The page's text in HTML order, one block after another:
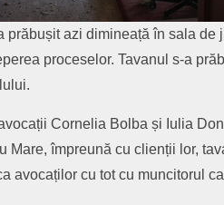
prăbușit azi dimineață în sala de
proceselor. Tavanul s-a
Cornelia Bolba și Iulia
Mare, împreună cu clienții lor,
avocaților cu tot cu muncitorul